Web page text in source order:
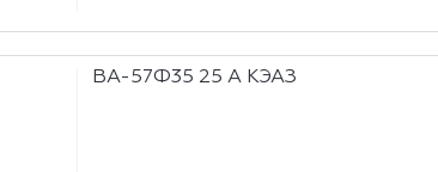
ВА-57Ф35 25 А КЭАЗ